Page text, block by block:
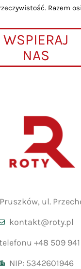
Razem
WSPIERAJ
NAS
ul.
kontakt@roty.pl
+48 509 941
NIP: 5342601946